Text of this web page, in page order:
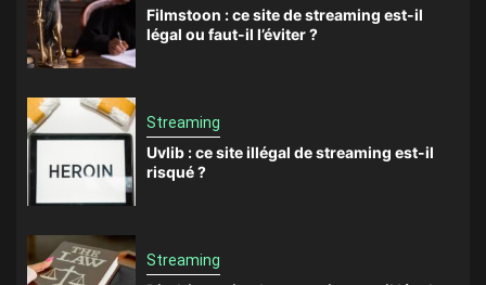
Filmstoon : ce site de streaming est-il
légal ou faut-il l’éviter ?
Streaming
Uvlib : ce site illégal de streaming est-il
risqué ?
Streaming